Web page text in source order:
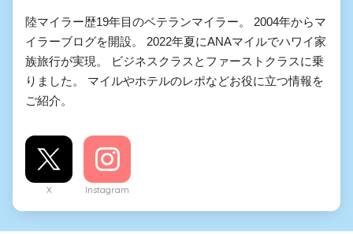
陸マイラー歴19年目のベテランマイラー。 2004年からマ
イラーブログを開設。 2022年夏にANAマイルでハワイ家
族旅行が実現。 ビジネスクラスとファーストクラスに乗
りました。 マイルやホテルのレポなどお役に立つ情報を
ご紹介。
X Instagram